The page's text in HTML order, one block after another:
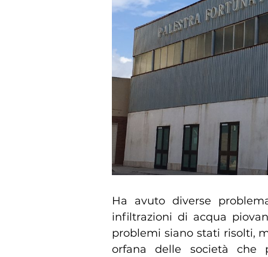
Ha avuto diverse
infiltrazioni di acqua
problemi siano stati risolti,
orfana delle società che